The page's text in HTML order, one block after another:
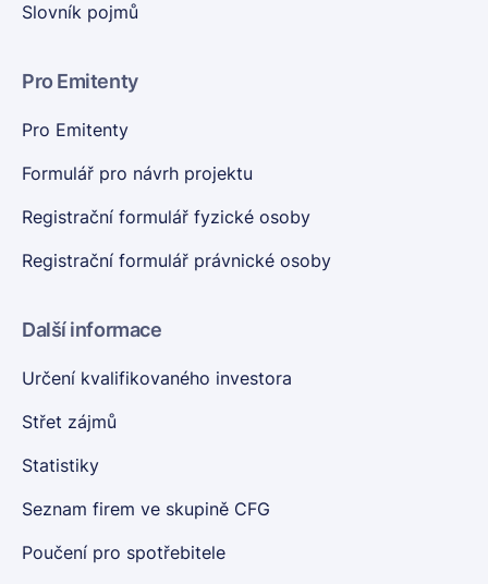
Slovník pojmů
Pro Emitenty
Pro Emitenty
Formulář pro návrh projektu
Registrační formulář fyzické osoby
Registrační formulář právnické osoby
Další informace
Určení kvalifikovaného investora
Střet zájmů
Statistiky
Seznam firem ve skupině CFG
Poučení pro spotřebitele